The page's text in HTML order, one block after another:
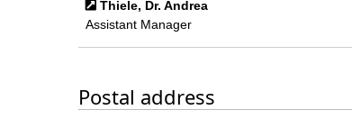
Thiele, Dr. Andrea
Assistant Manager
Postal address